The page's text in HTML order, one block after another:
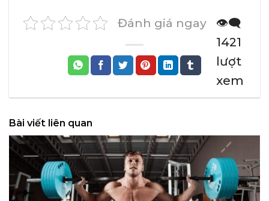
Đánh giá ngay
👁️‍🗨️
1421
lượt
xem
Bài viết liên quan